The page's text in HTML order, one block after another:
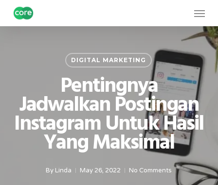
Skip
Menu
DIGITAL MARKETING
Pentingnya
Jadwalkan Postingan
Instagram Untuk Hasil
Yang Maksimal
By Linda May 26, 2022 No Comments